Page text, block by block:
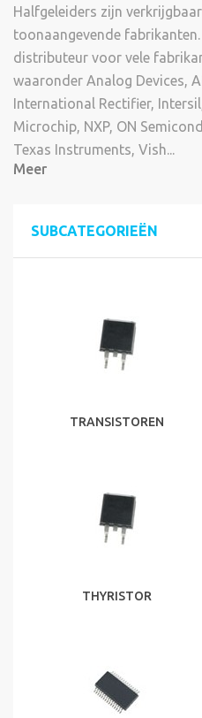
Halfgeleiders zijn
toonaangevende
distributeur voor vele
waaronder Analog Devices,
International Rectifier,
Microchip, NXP, ON
Texas Instruments, Vish...
Meer
SUBCATEGORIEËN
TRANSISTOREN
THYRISTOR